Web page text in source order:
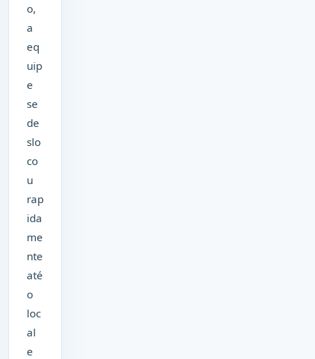
o,
a
eq
uip
e
se
de
slo
co
u
rap
ida
me
nte
até
o
loc
al
e